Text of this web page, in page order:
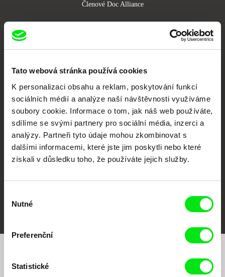
Tato webová stránka používá cookies
K personalizaci obsahu a reklam, poskytování funkcí
sociálních médií a analýze naší návštěvnosti využíváme
soubory cookie. Informace o tom, jak náš web používáte,
sdílíme se svými partnery pro sociální média, inzerci a
analýzy. Partneři tyto údaje mohou zkombinovat s
dalšími informacemi, které jste jim poskytli nebo které
získali v důsledku toho, že používáte jejich služby.
souhlasu
Nutné
Preferenční
Statistické
Členové Doc Alliance
CPH:DOX Doclisboa
Millennium Docs
Against Gravity
DOK Leipzig
Chcete být pravidelně informováni o našem